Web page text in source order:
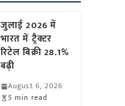
जुलाई 2026 में
भारत में ट्रैक्टर
रिटेल बिक्री 28.1%
बढ़ी
August 6, 2026
5 min read